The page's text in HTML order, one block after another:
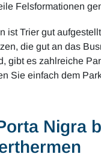
Felsformationen
ist Trier gut
die gut an das
gibt es zahlreiche
Sie einfach dem
Nigra